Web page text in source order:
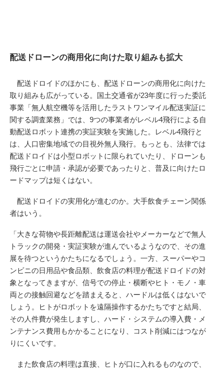
配送ドローンの商用化に向けた取り組みも拡大
配送ドロイドのほかにも、配送ドローンの商用化に向けた
取り組みも広がっている。国土交通省が23年度に行った委託
事業「無人航空機等を活用したラストワンマイル配送実証に
関する調査業務」では、9つの事業者がレベル4飛行による自
動配送ロボット連携の実証実験を実施した。レベル4飛行と
は、人口密集地域での目視外無人飛行。もっとも、法律では
配送ドロイドは小型ロボットに限られていたり、ドローンも
飛行ごとに申請・承認が必要であったりと、普及に向けたロ
ードマップは短くはない。
配送ドロイドの実用化が進むのか。大手飲食チェーン関係
者はいう。
「大きな荷物や長距離配送は運送会社やメーカーなどで無人
トラックの開発・実証実験が進んでいるようなので、その進
展を待つというかたちになるでしょう。一方、スーパーやコ
ンビニの日用品や食品類、飲食店の料理が配送ドロイドの対
象となってきますが、信号での停止・横断やヒト・モノ・車
両との接触回避などを踏まえると、ハードルは低くはないで
しょう。ヒトがロボットを遠隔操作するかたちですと結局、
その人件費が発生しますし、ハード・システムの導入費・メ
ンテナンス費用もかかることになり、コスト削減にはつなが
りにくいです。
また飲食店の料理は直接、ヒトが口に入れるものなので、